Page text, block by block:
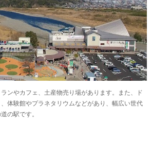
ンやカフェ、土産物売り場があります。また、ド
体験館やプラネタリウムなどがあり、幅広い世代
の駅です。